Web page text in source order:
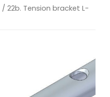
/ 22b. Tension bracket L-